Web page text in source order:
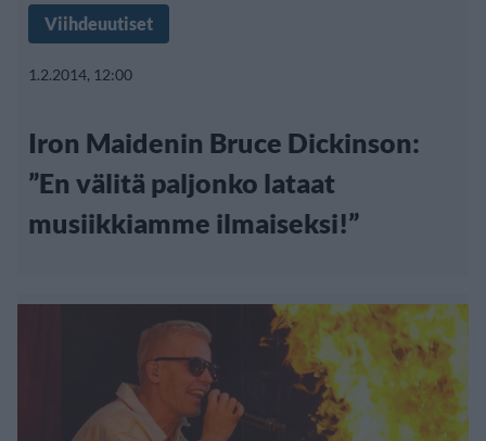
Viihdeuutiset
1.2.2014, 12:00
Iron Maidenin Bruce Dickinson:
”En välitä paljonko lataat
musiikkiamme ilmaiseksi!”